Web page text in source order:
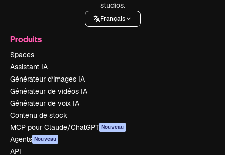
studios.
Français
Produits
Spaces
Assistant IA
Générateur d’images IA
Générateur de vidéos IA
Générateur de voix IA
Contenu de stock
MCP pour Claude/ChatGPT Nouveau
Agents Nouveau
API